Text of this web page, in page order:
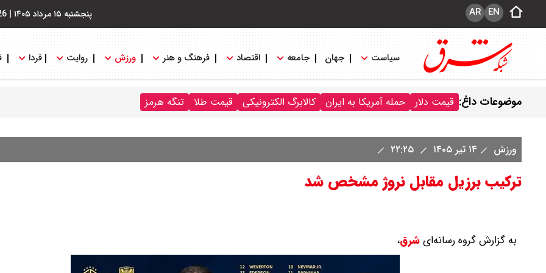
پنجشنبه ۱۵ مرداد ۱۴۰۵ | EN
AR
سیاست جهان جامعه اقتصاد فرهنگ و هنر ورزش روایت فردا
موضوعات داغ: قیمت دلار حمله آمریکا به ایران کالابرگ الکترونیکی قیمت طلا تنگه هرمز
ورزش ۱۴ تیر ۱۴۰۵
ترکیب برزیل مقابل نروژ مشخص شد
به گزارش گروه رسانه‌ایشرق،